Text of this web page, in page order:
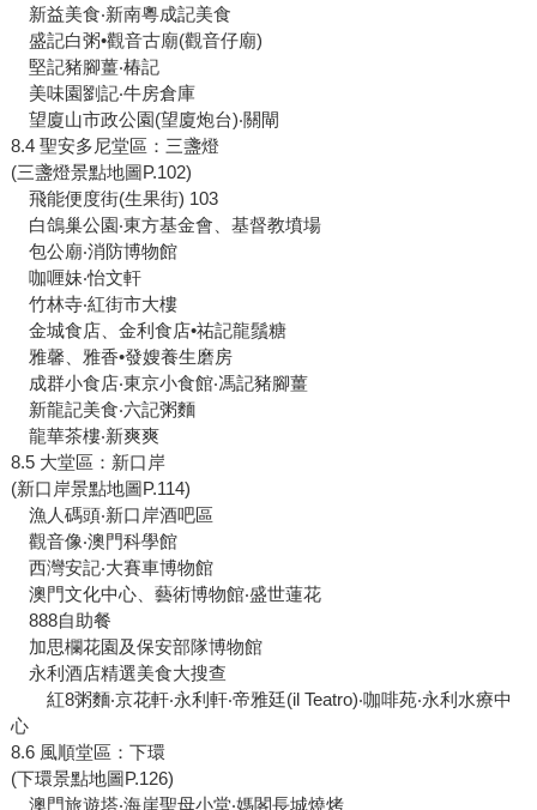
新益美食‧新南粵成記美食
盛記白粥•觀音古廟(觀音仔廟)
堅記豬腳薑‧椿記
美味園劉記‧牛房倉庫
望廈山市政公園(望廈炮台)‧關閘
8.4 聖安多尼堂區：三盞燈
(三盞燈景點地圖P.102)
飛能便度街(生果街) 103
白鴿巢公園‧東方基金會、基督教墳場
包公廟‧消防博物館
咖喱妹‧怡文軒
竹林寺‧紅街市大樓
金城食店、金利食店•祐記龍鬚糖
雅馨、雅香•發嫂養生磨房
成群小食店‧東京小食館‧馮記豬腳薑
新龍記美食‧六記粥麵
龍華茶樓‧新爽爽
8.5 大堂區：新口岸
(新口岸景點地圖P.114)
漁人碼頭‧新口岸酒吧區
觀音像‧澳門科學館
西灣安記‧大賽車博物館
澳門文化中心、藝術博物館‧盛世蓮花
888自助餐
加思欄花園及保安部隊博物館
永利酒店精選美食大搜查
紅8粥麵‧京花軒‧永利軒‧帝雅廷(il Teatro)‧咖啡苑‧永利水療中
心
8.6 風順堂區：下環
(下環景點地圖P.126)
澳門旅遊塔‧海崖聖母小堂‧媽閣長城燒烤